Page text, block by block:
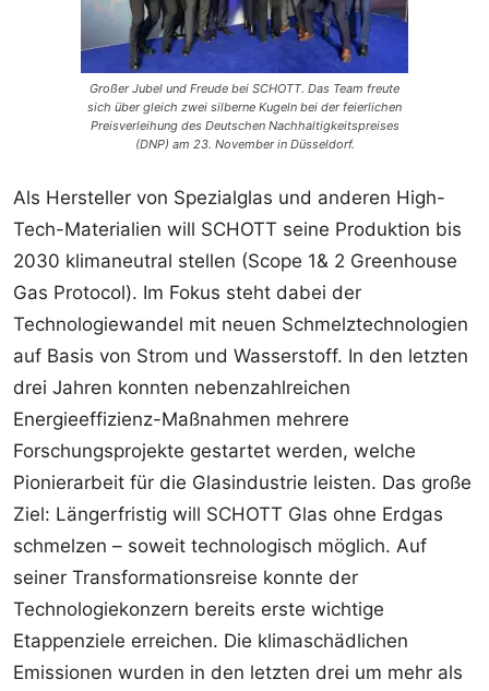
Großer Jubel und Freude bei SCHOTT. Das Team freute
sich über gleich zwei silberne Kugeln bei der feierlichen
Preisverleihung des Deutschen Nachhaltigkeitspreises
(DNP) am 23. November in Düsseldorf.
Als Hersteller von Spezialglas und anderen High-
Tech-Materialien will SCHOTT seine Produktion bis
2030 klimaneutral stellen (Scope 1& 2 Greenhouse
Gas Protocol). Im Fokus steht dabei der
Technologiewandel mit neuen Schmelztechnologien
auf Basis von Strom und Wasserstoff. In den letzten
drei Jahren konnten nebenzahlreichen
Energieeffizienz-Maßnahmen mehrere
Forschungsprojekte gestartet werden, welche
Pionierarbeit für die Glasindustrie leisten. Das große
Ziel: Längerfristig will SCHOTT Glas ohne Erdgas
schmelzen – soweit technologisch möglich. Auf
seiner Transformationsreise konnte der
Technologiekonzern bereits erste wichtige
Etappenziele erreichen. Die klimaschädlichen
Emissionen wurden in den letzten drei um mehr als